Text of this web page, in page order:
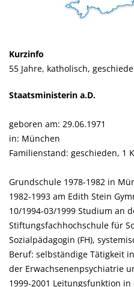
Kurzinfo
55 Jahre, katholisch,
Staatsministerin a.D.
geboren am: 29.06.1971
in: München
Familienstand: geschieden, 1
Grundschule 1978-1982 in
1982-1993 am Edith Stein
10/1994-03/1999 Studium an
Stiftungsfachhochschule für
Sozialpädagogin (FH),
Beruf: selbständige Tätigkeit
der Erwachsenenpsychiatrie
1999-2001 Leitungsfunktion